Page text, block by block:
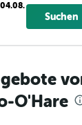
Suchen
O'Hare